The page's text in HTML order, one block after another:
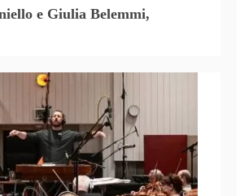
e Giulia Belemmi,